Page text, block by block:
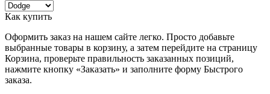
Как купить
Оформить заказ на нашем сайте легко. Просто добавьте
выбранные товары в корзину, а затем перейдите на страницу
Корзина, проверьте правильность заказанных позиций,
нажмите кнопку «Заказать» и заполните форму Быстрого
заказа.